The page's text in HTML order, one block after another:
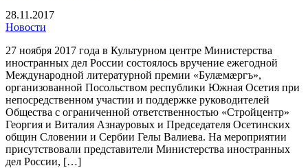
28.11.2017
Новости
27 ноября 2017 года в Культурном центре Министерства
иностранных дел России состоялось вручение ежегодной
Международной литературной премии «Булæмæргъ»,
организованной Посольством республики Южная Осетия при
непосредственном участии и поддержке руководителей
Общества с ограниченной ответственностью «Стройцентр»
Георгия и Виталия Азнауровых и Председателя Осетинских
общин Словении и Сербии Гелы Валиева. На мероприятии
присутствовали представители Министерства иностранных
дел России, […]